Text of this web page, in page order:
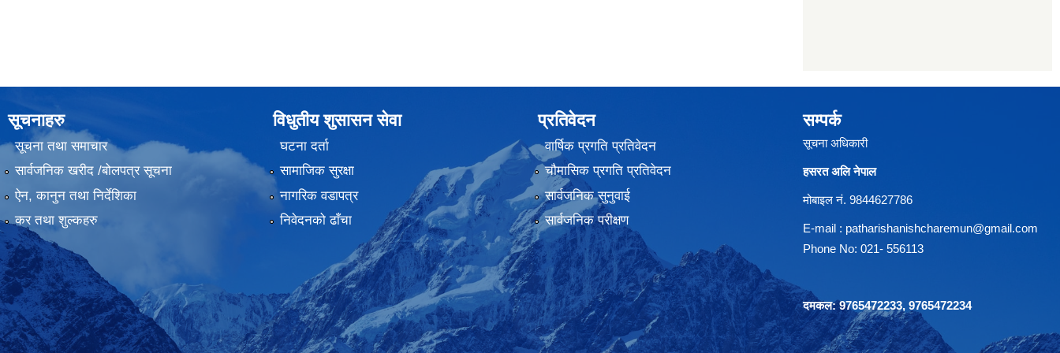
सूचनाहरु
सूचना तथा समाचार
सार्वजनिक खरीद /बोलपत्र सूचना
ऐन, कानुन तथा निर्देशिका
कर तथा शुल्कहरु
विधुतीय शुसासन सेवा
घटना दर्ता
सामाजिक सुरक्षा
नागरिक वडापत्र
निवेदनको ढाँचा
प्रतिवेदन
वार्षिक प्रगति प्रतिवेदन
चौमासिक प्रगति प्रतिवेदन
सार्वजनिक सुनुवाई
सार्वजनिक परीक्षण
सम्पर्क
सूचना अधिकारी
हसरत अलि नेपाल
मोबाइल नं. 9844627786
E-mail : patharishanishcharemun@gmail.com
Phone No: 021- 556113
दमकल: 9765472233, 9765472234